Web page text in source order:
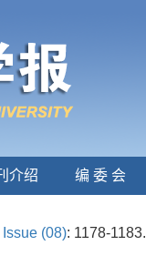
介绍 编 委 会
Issue (08): 1178-1183.